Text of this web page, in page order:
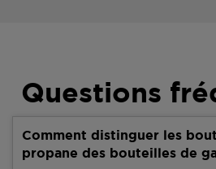
Questions
Comment distinguer les
propane des bouteilles de